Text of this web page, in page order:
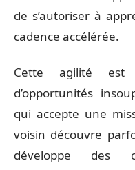
de s’autoriser à
cadence accélérée.
Cette agilité est
d’opportunités
qui accepte une
voisin découvre
développe des